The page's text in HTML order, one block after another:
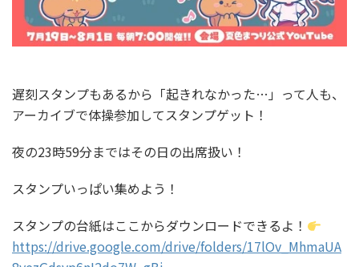
遅刻スタンプもあるから「起きれなかった…」って人も、
アーカイブで体操参加してスタンプゲット！
夜の23時59分まではその日の出席扱い！
スタンプいっぱい集めよう！
スタンプの台紙はここからダウンロードできるよ！
https://drive.google.com/drive/folders/17lOv_MhmaUA